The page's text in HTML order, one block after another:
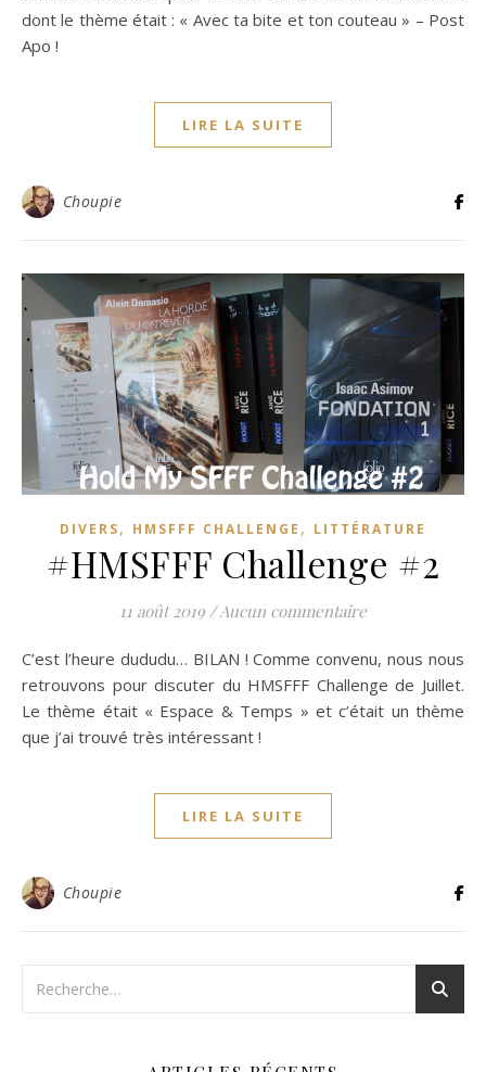
dont le thème était : « Avec ta bite et ton couteau » – Post
Apo !
LIRE LA SUITE
Choupie
DIVERS, HMSFFF CHALLENGE , LITTÉRATURE
#HMSFFF Challenge #2
11 août 2019 / Aucun commentaire
C’est l’heure dududu… BILAN ! Comme convenu, nous nous
retrouvons pour discuter du HMSFFF Challenge de Juillet.
Le thème était « Espace & Temps » et c’était un thème
que j’ai trouvé très intéressant !
LIRE LA SUITE
Choupie